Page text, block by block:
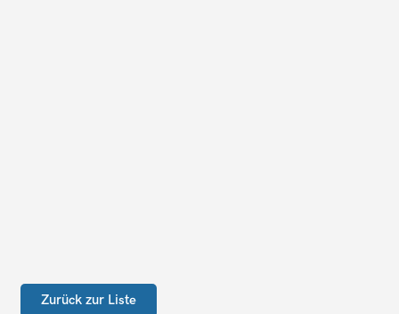
Zurück zur Liste